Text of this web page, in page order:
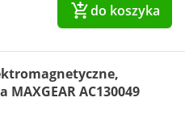
do koszyka
AC130049